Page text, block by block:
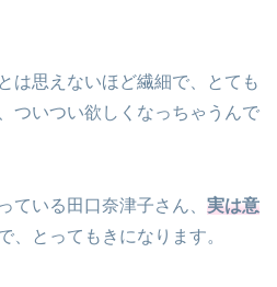
は思えないほど繊細で、とても
ついつい欲しくなっちゃうんで
ている田口奈津子さん、 実は意
、とってもきになります。